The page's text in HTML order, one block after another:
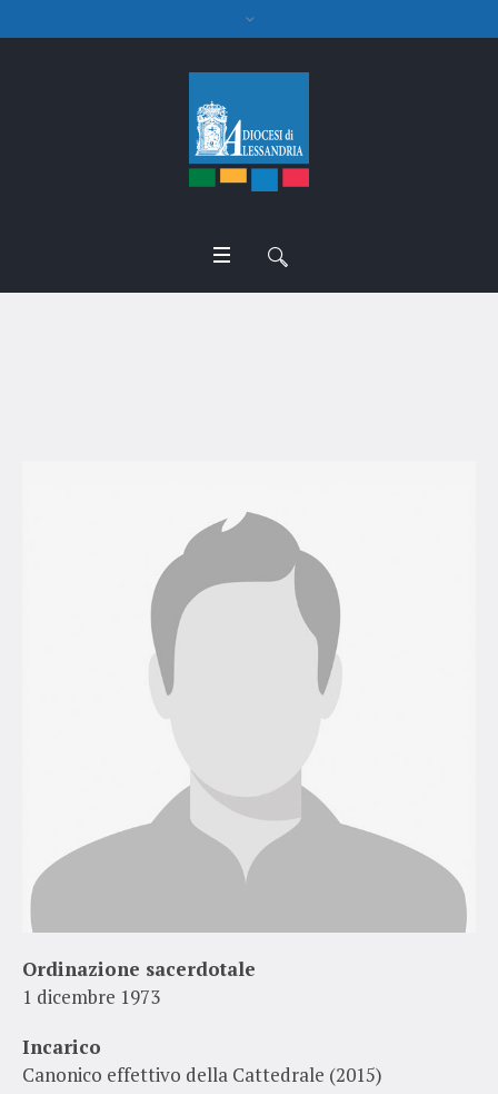
Ordinazione sacerdotale
1 dicembre 1973
Incarico
Canonico effettivo della Cattedrale (2015)